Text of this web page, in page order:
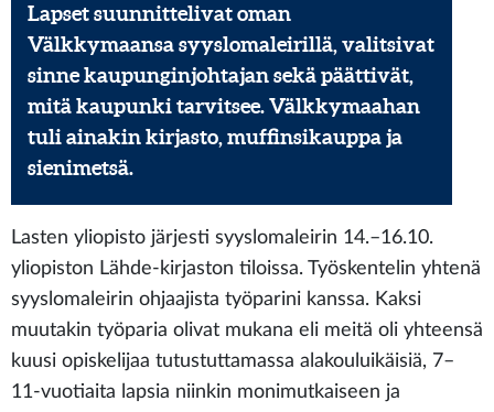
Lapset suunnittelivat oman
Välkkymaansa syyslomaleirillä, valitsivat
sinne kaupunginjohtajan sekä päättivät,
mitä kaupunki tarvitsee. Välkkymaahan
tuli ainakin kirjasto, muffinsikauppa ja
sienimetsä.
Lasten yliopisto järjesti syyslomaleirin 14.–16.10.
yliopiston Lähde-kirjaston tiloissa. Työskentelin yhtenä
syyslomaleirin ohjaajista työparini kanssa. Kaksi
muutakin työparia olivat mukana eli meitä oli yhteensä
kuusi opiskelijaa tutustuttamassa alakouluikäisiä, 7–
11-vuotiaita lapsia niinkin monimutkaiseen ja